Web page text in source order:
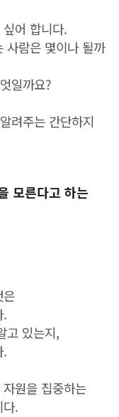
어 합니다.
사람은 몇이나 될까
일까요?
려주는 간단하지
모른다고 하는
은
.
고 있는지,
.
원을 집중하는
.